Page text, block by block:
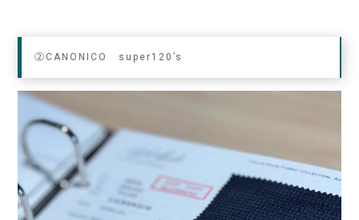
②CANONICO super120’s